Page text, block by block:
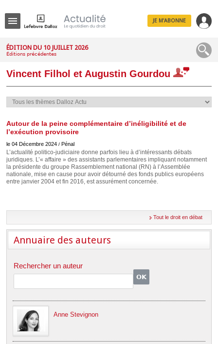
JE M'ABONNE
ÉDITION DU 10 JUILLET 2026
Éditions précédentes
Vincent Filhol et Augustin Gourdou
Autour de la peine complémentaire d’inéligibilité et de
l’exécution provisoire
le 04 Décembre 2024 / Pénal
L’actualité politico-judiciaire donne parfois lieu à d’intéressants débats
juridiques. L’« affaire » des assistants parlementaires impliquant notamment
la présidente du groupe Rassemblement national (RN) à l’Assemblée
nationale, mise en cause pour avoir détourné des fonds publics européens
entre janvier 2004 et fin 2016, est assurément concernée.
Tout le droit en débat
Annuaire des auteurs
Rechercher un auteur
Anne Stevignon